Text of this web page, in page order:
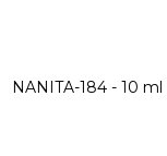
NANITA-184 - 10 ml